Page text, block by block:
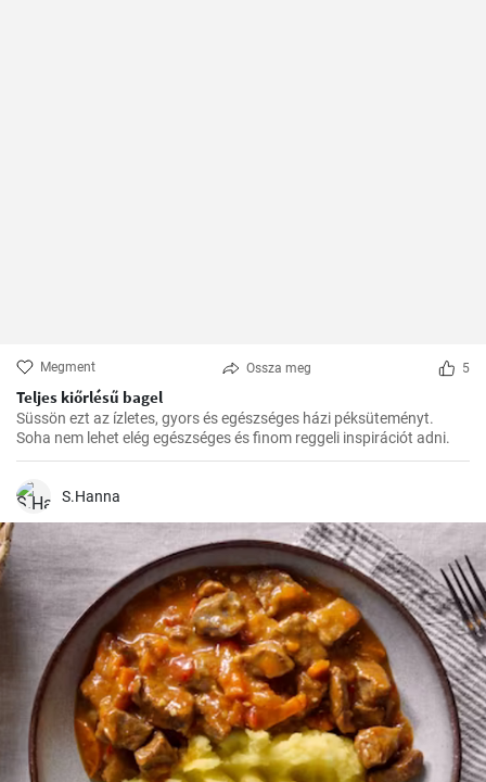
Megment Ossza meg 5
Teljes kiőrlésű bagel
Süssön ezt az ízletes, gyors és egészséges házi péksüteményt.
Soha nem lehet elég egészséges és finom reggeli inspirációt adni.
S.Hanna